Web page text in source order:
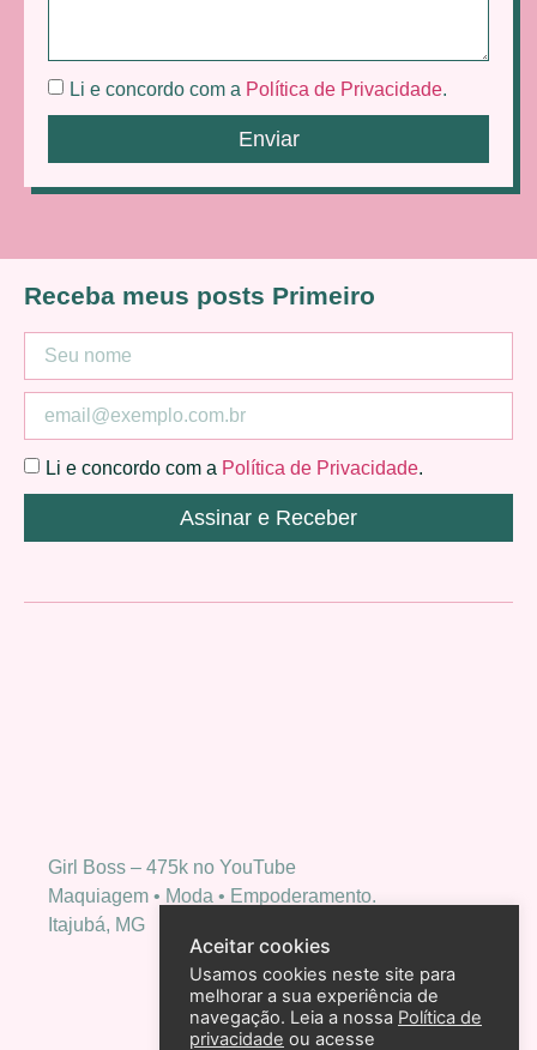
Li e concordo com a Política de Privacidade.
Enviar
Girl Boss – 475k no YouTube
Maquiagem • Moda • Empoderamento.
Itajubá, MG
Receba meus posts Primeiro
Li e concordo com a Política de Privacidade.
Assinar e Receber
Aceitar cookies
Usamos cookies neste site para
melhorar a sua experiência de
navegação. Leia a nossa Política de
privacidade ou acesse